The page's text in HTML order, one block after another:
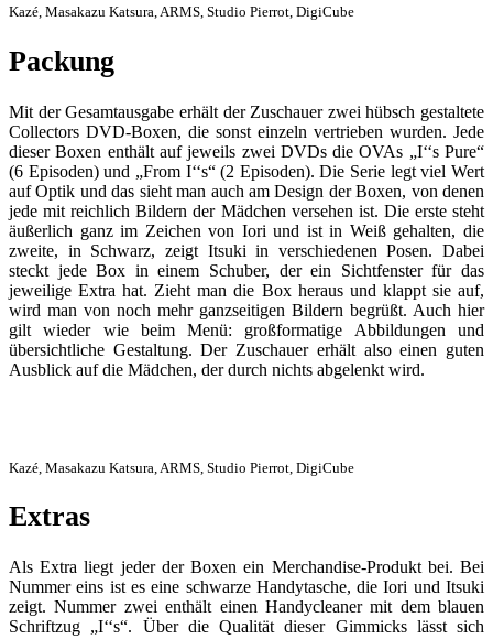
Kazé, Masakazu Katsura, ARMS, Studio Pierrot, DigiCube
Packung
Mit der Gesamtausgabe erhält der Zuschauer zwei hübsch gestaltete
Collectors DVD-Boxen, die sonst einzeln vertrieben wurden. Jede
dieser Boxen enthält auf jeweils zwei DVDs die OVAs „I‘‘s Pure“
(6 Episoden) und „From I‘‘s“ (2 Episoden). Die Serie legt viel Wert
auf Optik und das sieht man auch am Design der Boxen, von denen
jede mit reichlich Bildern der Mädchen versehen ist. Die erste steht
äußerlich ganz im Zeichen von Iori und ist in Weiß gehalten, die
zweite, in Schwarz, zeigt Itsuki in verschiedenen Posen. Dabei
steckt jede Box in einem Schuber, der ein Sichtfenster für das
jeweilige Extra hat. Zieht man die Box heraus und klappt sie auf,
wird man von noch mehr ganzseitigen Bildern begrüßt. Auch hier
gilt wieder wie beim Menü: großformatige Abbildungen und
übersichtliche Gestaltung. Der Zuschauer erhält also einen guten
Ausblick auf die Mädchen, der durch nichts abgelenkt wird.
Kazé, Masakazu Katsura, ARMS, Studio Pierrot, DigiCube
Extras
Als Extra liegt jeder der Boxen ein Merchandise-Produkt bei. Bei
Nummer eins ist es eine schwarze Handytasche, die Iori und Itsuki
zeigt. Nummer zwei enthält einen Handycleaner mit dem blauen
Schriftzug „I‘‘s“. Über die Qualität dieser Gimmicks lässt sich